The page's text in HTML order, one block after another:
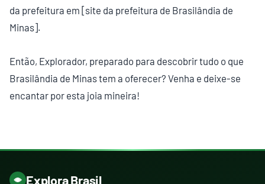
da prefeitura em [site da prefeitura de Brasilândia de
Minas].
Então, Explorador, preparado para descobrir tudo o que
Brasilândia de Minas tem a oferecer? Venha e deixe-se
encantar por esta joia mineira!
Explora Brasil